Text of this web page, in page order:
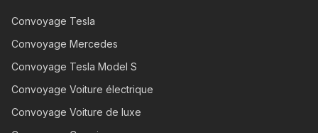
Convoyage Tesla
Convoyage Mercedes
Convoyage Tesla Model S
Convoyage Voiture électrique
Convoyage Voiture de luxe